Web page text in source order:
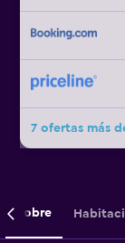
7 ofertas más
Sobre